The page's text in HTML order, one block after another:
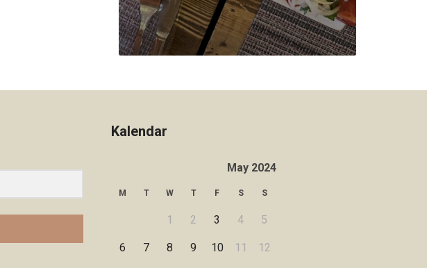
Kalendar
May 2024
M T W T F S S
1 2 3 4 5
6 7 8 9 10 11 12